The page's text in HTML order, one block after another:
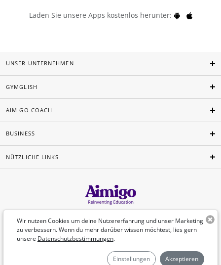
Laden Sie unsere Apps kostenlos herunter:
Wir nutzen Cookies um deine Nutzererfahrung und unser Marketing
zu verbessern. Wenn du mehr darüber wissen möchtest, lies gern
unsere Datenschutzbestimmungen.
Einstellungen Akzeptieren
UNSER UNTERNEHMEN
GYMGLISH
AIMIGO COACH
BUSINESS
NÜTZLICHE LINKS
Deutsch
©Aimigo 2026